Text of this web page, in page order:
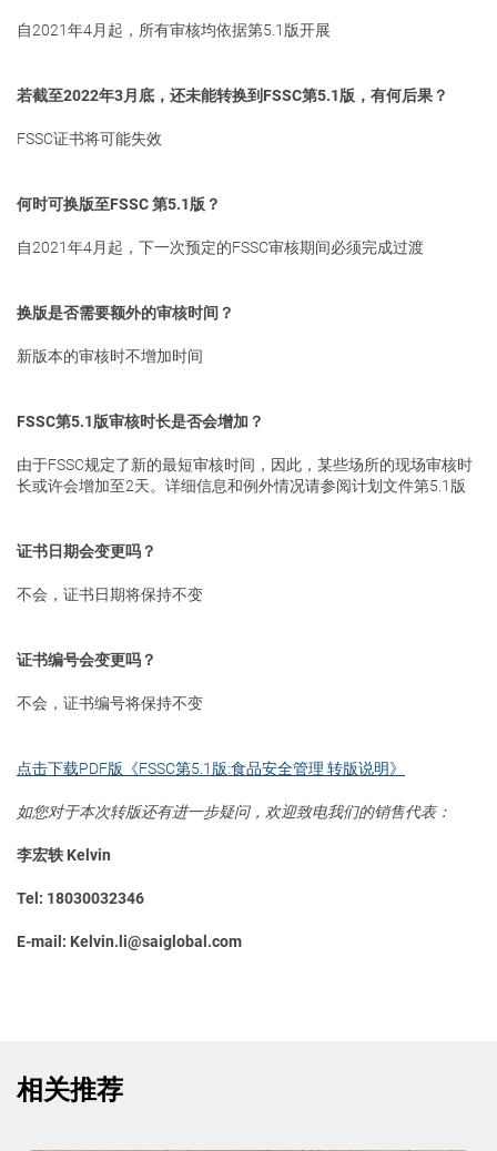
自2021年4月起，所有审核均依据第5.1版开展
若截至2022年3月底，还未能转换到FSSC第5.1版，有何后果？
FSSC证书将可能失效
何时可换版至FSSC 第5.1版？
自2021年4月起，下一次预定的FSSC审核期间必须完成过渡
换版是否需要额外的审核时间？
新版本的审核时不增加时间
FSSC第5.1版审核时长是否会增加？
由于FSSC规定了新的最短审核时间，因此，某些场所的现场审核时
长或许会增加至2天。详细信息和例外情况请参阅计划文件第5.1版
证书日期会变更吗？
不会，证书日期将保持不变
证书编号会变更吗？
不会，证书编号将保持不变
点击下载PDF版《FSSC第5.1版:食品安全管理 转版说明》
如您对于本次转版还有进一步疑问，欢迎致电我们的销售代表：
李宏轶 Kelvin
Tel: 18030032346
E-mail: Kelvin.li@saiglobal.com
相关推荐